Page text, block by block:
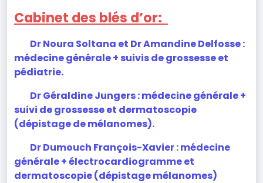
Cabinet des blés d’or:
Dr Noura Soltana et Dr Amandine Delfosse :
médecine générale + suivis de grossesse et
pédiatrie.
Dr Géraldine Jungers : médecine générale +
suivi de grossesse et dermatoscopie
(dépistage de mélanomes).
Dr Dumouch François-Xavier : médecine
générale + électrocardiogramme et
dermatoscopie (dépistage mélanomes)